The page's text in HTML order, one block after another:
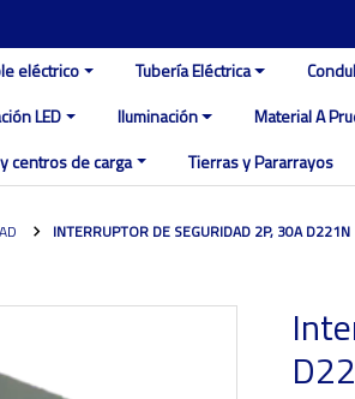
eléctrico Tubería Eléctrica
LED Iluminación Material A
centros de carga Tierras y Pararrayos
INTERRUPTOR DE SEGURIDAD 2P, 30A D221N